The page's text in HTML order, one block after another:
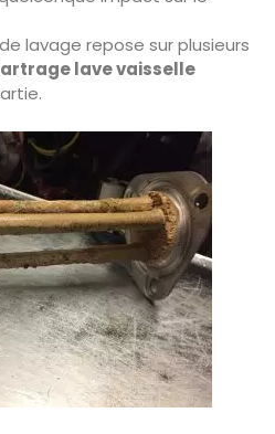
lavage repose sur plusieurs
lave vaisselle